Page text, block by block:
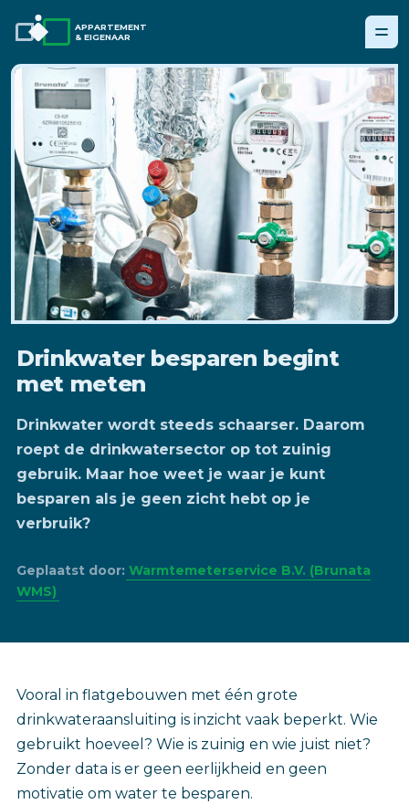
APPARTEMENT
& EIGENAAR
Drinkwater besparen begint
met meten
Drinkwater wordt steeds schaarser. Daarom
roept de drinkwatersector op tot zuinig
gebruik. Maar hoe weet je waar je kunt
besparen als je geen zicht hebt op je
verbruik?
Geplaatst door: Warmtemeterservice B.V. (Brunata
WMS)
Vooral in flatgebouwen met één grote
drinkwateraansluiting is inzicht vaak beperkt. Wie
gebruikt hoeveel? Wie is zuinig en wie juist niet?
Zonder data is er geen eerlijkheid en geen
motivatie om water te besparen.